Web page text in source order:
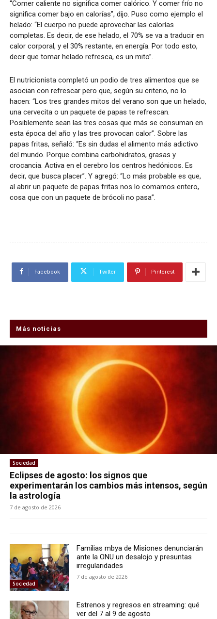
“Comer caliente no significa comer calórico. Y comer frío no
significa comer bajo en calorías”, dijo. Puso como ejemplo el
helado: “El cuerpo no puede aprovechar las calorías
completas. Es decir, de ese helado, el 70% se va a traducir en
calor corporal, y el 30% restante, en energía. Por todo esto,
decir que tomar helado refresca, es un mito”.
El nutricionista completó un podio de tres alimentos que se
asocian con refrescar pero que, según su criterio, no lo
hacen: “Los tres grandes mitos del verano son que un helado,
una cervecita o un paquete de papas te refrescan.
Posiblemente sean las tres cosas que más se consuman en
esta época del año y las tres provocan calor”. Sobre las
papas fritas, señaló: “Es sin dudas el alimento más adictivo
del mundo. Porque combina carbohidratos, grasas y
crocancia. Activa en el cerebro los centros hedónicos. Es
decir, que busca placer”. Y agregó: “Lo más probable es que,
al abrir un paquete de papas fritas nos lo comamos entero,
cosa que con un paquete de brócoli no pasa”.
Facebook Twitter Pinterest
Más noticias
Sociedad
Eclipses de agosto: los signos que
experimentarán los cambios más intensos, según
la astrología
7 de agosto de 2026
Sociedad
Familias mbya de Misiones denunciarán
ante la ONU un desalojo y presuntas
irregularidades
7 de agosto de 2026
Estrenos y regresos en streaming: qué
ver del 7 al 9 de agosto